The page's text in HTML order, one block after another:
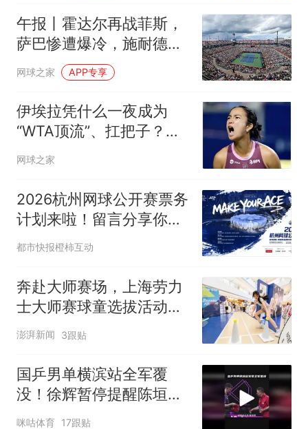
午报丨霍达尔再战菲斯，
萨巴惨遭爆冷，施耐德掀
翻苦主张帅继续赢
网球之家 APP专享
伊埃拉凭什么一夜成为
“WTA顶流”、扛把子？郑
钦文差在哪里？
网球之家
2026杭州网球公开赛票务
计划来啦！留言分享你的
网球经历赢咖啡券
都市快报橙柿互动
奔赴大师赛场，上海劳力
士大师赛球童选拔活动启
动
澎湃新闻 3跟贴
国乒男单横滨站全军覆
没！徐辉暂停提醒陈垣宇
人别乱，要把这口气调顺
咪咕体育 17跟贴